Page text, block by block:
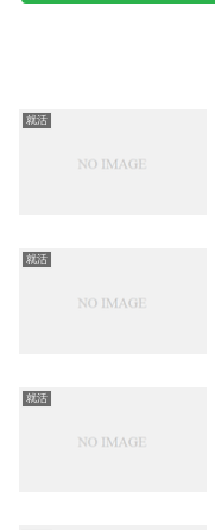
就活
就活
就活